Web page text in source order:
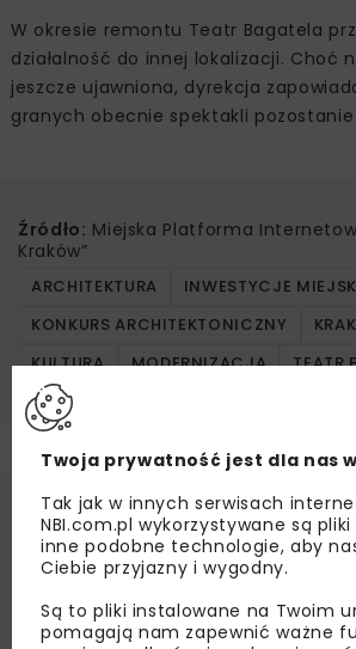
W okresie remontu Teatr Bagatela
działalność do innej lokalizacji. Choć
jeszcze ujawniona, dyrekcja
granych obecnie spektakli
Źródło: Miejska Platforma
Kraków”
ARCHITEKTURA
INWESTYCJE
KONKURS ARCHITEKTONICZNY
KULTURA
MODERNIZACJA TEATR
Twoja prywatność jest dla nas
Tak jak w innych serwisach
NBI.com.pl wykorzystywane są
inne podobne technologie, aby
Ciebie przyjazny i wygodny.
Są to pliki instalowane na Twoim
pomagają nam zapewnić ważne